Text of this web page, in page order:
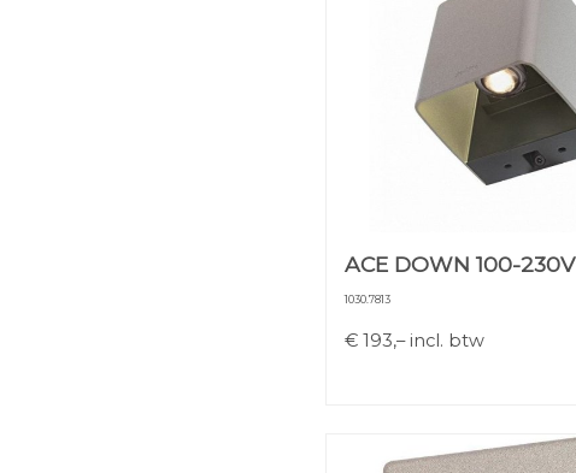
ACE DOWN 100-230V
1030.7813
€ 193,–incl. btw